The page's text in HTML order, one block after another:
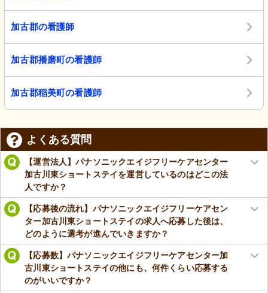
加古郡の看護師
加古郡播磨町の看護師
加古郡稲美町の看護師
よくある質問
【運営法人】パナソニックエイジフリーケアセンター
加古川東ショートステイを運営しているのはどこの法
人ですか？
【応募後の流れ】パナソニックエイジフリーケアセン
ター加古川東ショートステイの求人へ応募した後は、
どのように選考が進んでいきますか？
【応募数】パナソニックエイジフリーケアセンター加
古川東ショートステイの他にも、何件くらい応募する
のがいいですか？